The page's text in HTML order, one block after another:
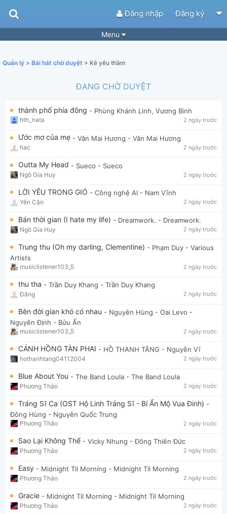
Đăng nhập Đăng ký
Menu
Tìm theo hợp âm Tải ứng dụng
Yêu cầu hợp âm
Tắt quảng cáo
Quản lý > Bài hát chờ duyệt > Kẻ yêu thầm
ĐANG CHỜ DUYỆT
thành phố phía đông - Phùng Khánh Linh, Vương Bình
hth_nata 2 ngày trước
Ước mơ của mẹ - Văn Mai Hương - Văn Mai Hương
hac 2 ngày trước
Outta My Head - Sueco - Sueco
Ngô Gia Huy 2 ngày trước
LỜI YÊU TRONG GIÓ - Công nghệ AI - Nam Vĩnh
Yến Cận 2 ngày trước
Bán thời gian (I hate my life) - Dreamwork. - Dreamwork.
Ngô Gia Huy 2 ngày trước
Trung thu (Oh my darling, Clementine) - Phạm Duy - Various
Artists
musiclistener103_5 2 ngày trước
thu tha - Trần Duy Khang - Trần Duy Khang
Đăng 2 ngày trước
Bên đời gian khó có nhau - Nguyên Hùng - Oai Levo -
Nguyên Định - Bửu Ấn
musiclistener103_5 2 ngày trước
CÁNH HỒNG TÀN PHAI - HỒ THANH TĂNG - Nguyễn Vĩ
hothanhtang04112004 2 ngày trước
Blue About You - The Band Loula - The Band Loula
Phương Thảo 2 ngày trước
Tráng Sĩ Ca (OST Hộ Linh Tráng Sĩ - Bí Ẩn Mộ Vua Đinh) -
Đông Hùng - Nguyễn Quốc Trung
Phương Thảo 2 ngày trước
Sao Lại Không Thể - Vicky Nhung - Đông Thiên Đức
Phương Thảo 2 ngày trước
Easy - Midnight Til Morning - Midnight Til Morning
Phương Thảo 2 ngày trước
Gracie - Midnight Til Morning - Midnight Til Morning
Phương Thảo 2 ngày trước